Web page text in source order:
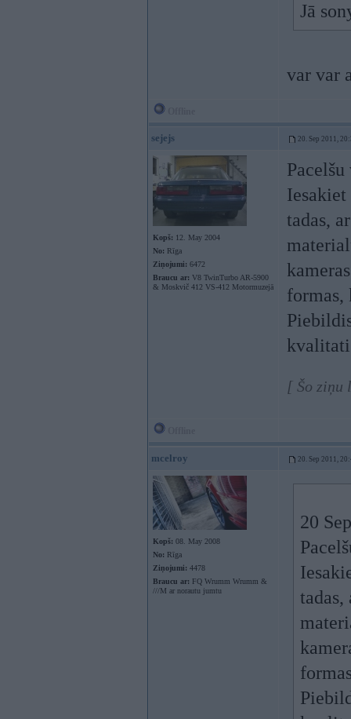
Jā
var var
sejejs 20. Sep 2011,
Kopš: 12. May 2004
No: Rīga
Ziņojumi: 6472
Braucu ar: V8 TwinTurbo AR-5900
& Moskvič 412 VS-412 Motormuzejā
tadas,
formas,
[ Šo ziņu
mcelroy 20. Sep 2011,
Kopš: 08. May 2008
No: Rīga
Ziņojumi: 4478
Braucu ar: FQ Wrumm Wrumm &
///M ar norautu jumtu
20